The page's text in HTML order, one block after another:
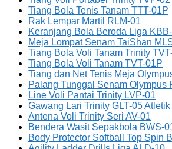
Tiang Bola Tenis Tanam TTT-01P
Rak Lempar Martil RLM-01
Keranjang Bola Beroda Liga
Meja Lompat Senam TaiShan
Tiang Bola Voli Tanam Trinity
Tiang Bola Voli Tanam TVT-01P
Tiang dan Net Tenis Meja
Palang Tunggal Senam Olympus
Line Voli Pantai Trinity LVP-01
Gawang Lari Trinity GLT-05 Atletik
Antena Voli Trinity Seri AV-01
Bendera Wasit Sepakbola BWS-
Body Protector Softball Top Spin